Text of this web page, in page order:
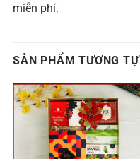
miễn phí.
SẢN PHẨM TƯƠNG TỰ